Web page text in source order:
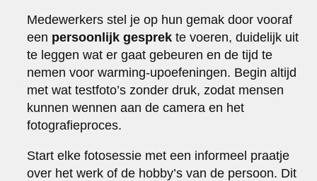
Medewerkers stel je op hun gemak door vooraf
een persoonlijk gesprek te voeren, duidelijk uit
te leggen wat er gaat gebeuren en de tijd te
nemen voor warming-upoefeningen. Begin altijd
met wat testfoto’s zonder druk, zodat mensen
kunnen wennen aan de camera en het
fotografieproces.
Start elke fotosessie met een informeel praatje
over het werk of de hobby’s van de persoon. Dit